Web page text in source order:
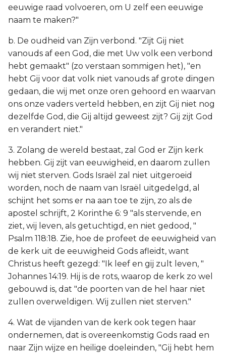
eeuwige raad volvoeren, om U zelf een eeuwige
naam te maken?"
b. De oudheid van Zijn verbond. "Zijt Gij niet
vanouds af een God, die met Uw volk een verbond
hebt gemaakt" (zo verstaan sommigen het), "en
hebt Gij voor dat volk niet vanouds af grote dingen
gedaan, die wij met onze oren gehoord en waarvan
ons onze vaders verteld hebben, en zijt Gij niet nog
dezelfde God, die Gij altijd geweest zijt? Gij zijt God
en verandert niet."
3. Zolang de wereld bestaat, zal God er Zijn kerk
hebben. Gij zijt van eeuwigheid, en daarom zullen
wij niet sterven. Gods Israël zal niet uitgeroeid
worden, noch de naam van Israël uitgedelgd, al
schijnt het soms er na aan toe te zijn, zo als de
apostel schrijft, 2 Korinthe 6: 9 "als stervende, en
ziet, wij leven, als getuchtigd, en niet gedood, "
Psalm 118:18. Zie, hoe de profeet de eeuwigheid van
de kerk uit de eeuwigheid Gods afleidt, want
Christus heeft gezegd: "Ik leef en gij zult leven, "
Johannes 14:19. Hij is de rots, waarop de kerk zo wel
gebouwd is, dat "de poorten van de hel haar niet
zullen overweldigen. Wij zullen niet sterven."
4. Wat de vijanden van de kerk ook tegen haar
ondernemen, dat is overeenkomstig Gods raad en
naar Zijn wijze en heilige doeleinden, "Gij hebt hem